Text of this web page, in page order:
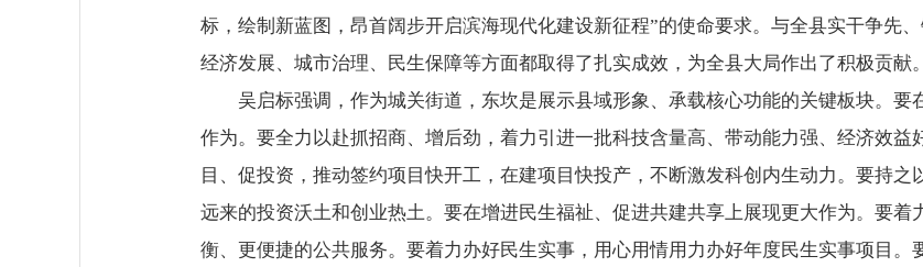
标，绘制新蓝图，昂首阔步开启滨海现代化建设新征程”的使命要求。与全县实干争先
经济发展、城市治理、民生保障等方面都取得了扎实成效，为全县大局作出了积极贡献。
吴启标强调，作为城关街道，东坎是展示县域形象、承载核心功能的关键板块。
作为。要全力以赴抓招商、增后劲，着力引进一批科技含量高、带动能力强、经济效
目、促投资，推动签约项目快开工，在建项目快投产，不断激发科创内生动力。要持
远来的投资沃土和创业热土。要在增进民生福祉、促进共建共享上展现更大作为。要着
衡、更便捷的公共服务。要着力办好民生实事，用心用情用力办好年度民生实事项目